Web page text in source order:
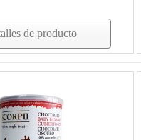
de producto